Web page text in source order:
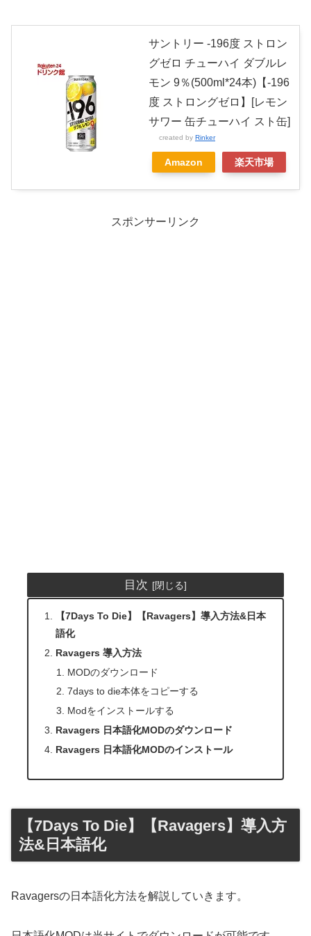
サントリー -196度 ストロン
グゼロ チューハイ ダブルレ
モン 9％(500ml*24本)【-196
度 ストロングゼロ】[レモン
サワー 缶チューハイ スト缶]
created by Rinker
Amazon 楽天市場
スポンサーリンク
目次
【7Days To Die】【Ravagers】導入方法&日本
語化
Ravagers 導入方法
MODのダウンロード
7days to die本体をコピーする
Modをインストールする
Ravagers 日本語化MODのダウンロード
Ravagers 日本語化MODのインストール
【7Days To Die】【Ravagers】導入方
法&日本語化
Ravagersの日本語化方法を解説していきます。